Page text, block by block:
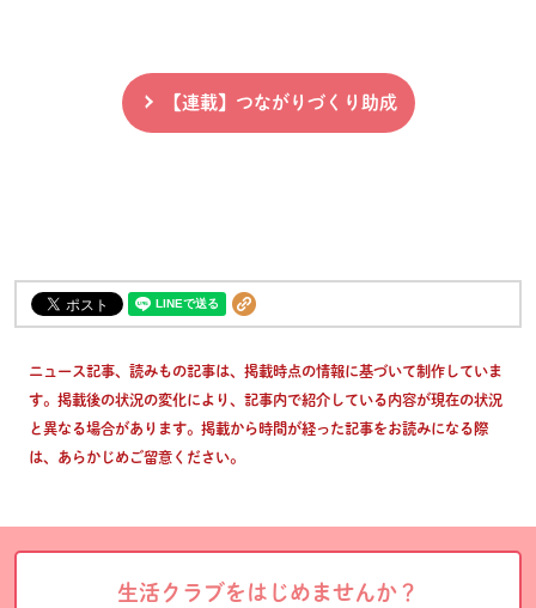
【連載】つながりづくり助成
ニュース記事、読みもの記事は、掲載時点の情報に基づいて制作していま
す。掲載後の状況の変化により、記事内で紹介している内容が現在の状況
と異なる場合があります。掲載から時間が経った記事をお読みになる際
は、あらかじめご留意ください。
生活クラブをはじめませんか？